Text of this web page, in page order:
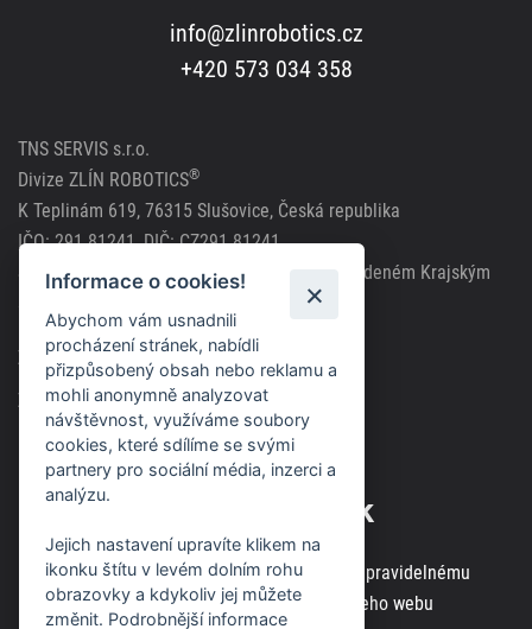
info@zlinrobotics.cz
+420 573 034 358
TNS SERVIS s.r.o.
Divize ZLÍN ROBOTICS®
K Teplinám 619, 76315 Slušovice, Česká republika
IČO: 291 81241, DIČ: CZ291 81241
Společnost zapsána v obchodním rejstříku vedeném Krajským
soudem v Brně, spisová značka C63717
Zásady použití cookies
Zásady ochrany osobních údajů
Odběr novinek
Zaregistrujte svou e-mailovou adresu k pravidelnému
odběru aktuálních informací z našeho webu
Informace o cookies!
Abychom vám usnadnili
procházení stránek, nabídli
přizpůsobený obsah nebo reklamu a
mohli anonymně analyzovat
návštěvnost, využíváme soubory
cookies, které sdílíme se svými
partnery pro sociální média, inzerci a
analýzu.
Jejich nastavení upravíte klikem na
ikonku štítu v levém dolním rohu
obrazovky a kdykoliv jej můžete
změnit. Podrobnější informace